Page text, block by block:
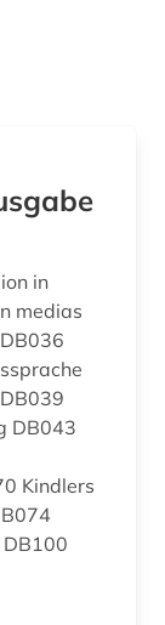
medias
DB043
Kindlers